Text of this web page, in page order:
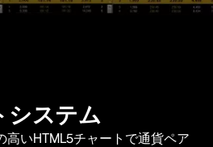
システム
高いHTML5チャートで通貨ペア